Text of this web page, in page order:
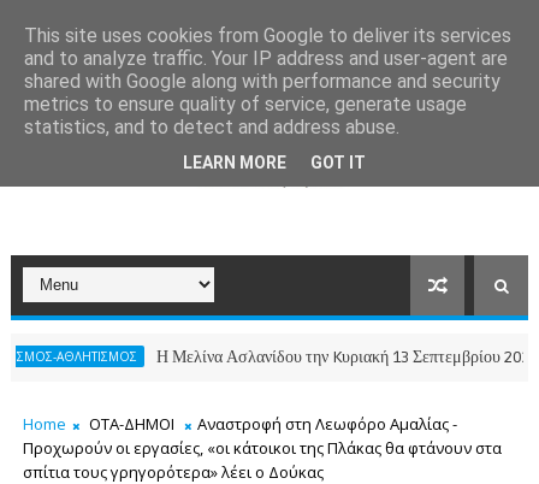
Η Μελίνα Ασλανίδου την Kυριακή 13 Σεπτεμβρίου 2026 στο
Home ΟΤΑ-ΔΗΜΟΙ
Αναστροφή στη Λεωφόρο Αμαλίας -
Προχωρούν οι εργασίες, «οι κάτοικοι της Πλάκας θα φτάνουν στα
σπίτια τους γρηγορότερα» λέει ο Δούκας
This site uses cookies from Google to deliver its services
and to analyze traffic. Your IP address and user-agent are
shared with Google along with performance and security
metrics to ensure quality of service, generate usage
statistics, and to detect and address abuse.
LEARN MORE GOT IT